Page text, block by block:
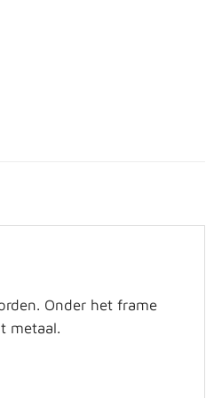
Onder het frame
metaal.